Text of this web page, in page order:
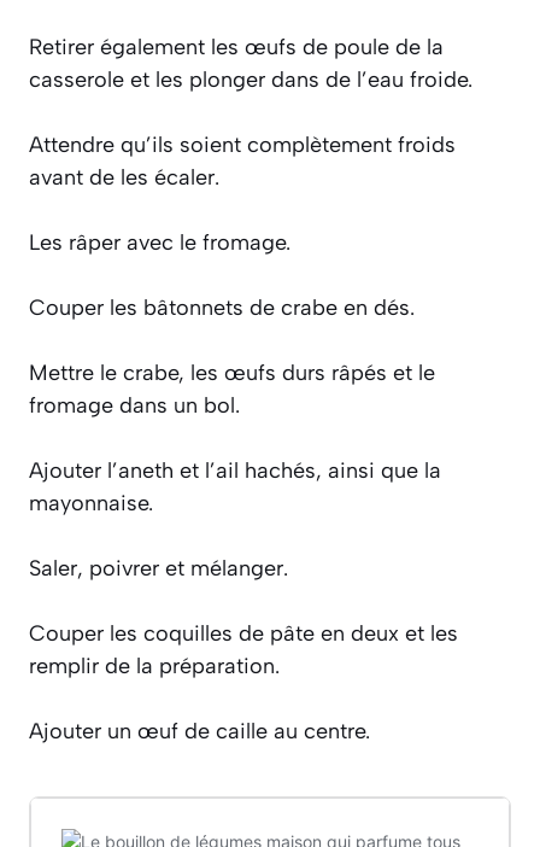
Retirer également les œufs de poule de la
casserole et les plonger dans de l’eau froide.
Attendre qu’ils soient complètement froids
avant de les écaler.
Les râper avec le fromage.
Couper les bâtonnets de crabe en dés.
Mettre le crabe, les œufs durs râpés et le
fromage dans un bol.
Ajouter l’aneth et l’ail hachés, ainsi que la
mayonnaise.
Saler, poivrer et mélanger.
Couper les coquilles de pâte en deux et les
remplir de la préparation.
Ajouter un œuf de caille au centre.